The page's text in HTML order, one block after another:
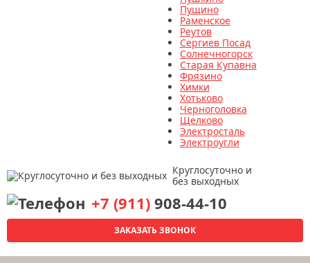
Пущино
Раменское
Реутов
Сергиев Посад
Солнечногорск
Старая Купавна
Фрязино
Химки
Хотьково
Черноголовка
Щелково
Электросталь
Электроугли
Круглосуточно и
без выходных
+7 (911) 908-44-10
ЗАКАЗАТЬ ЗВОНОК